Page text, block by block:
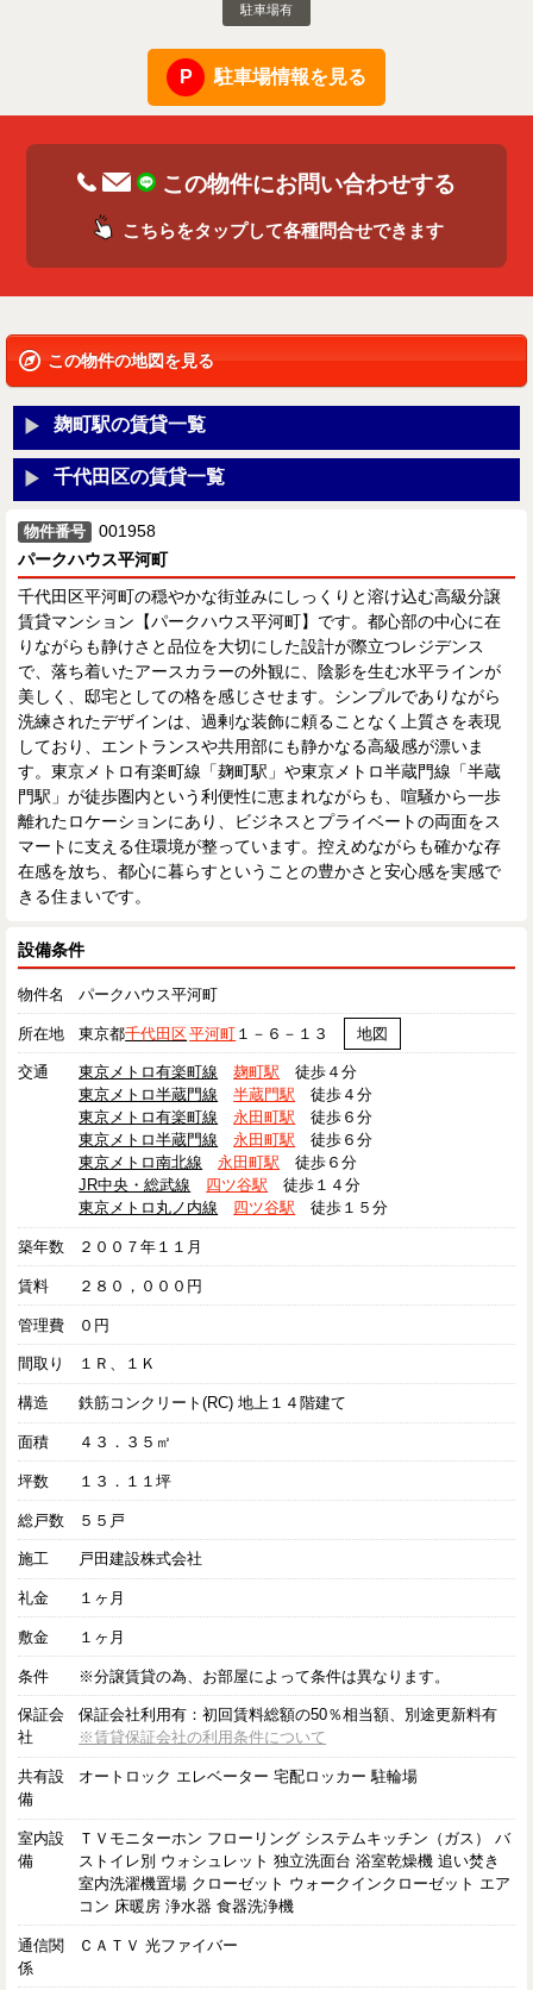
駐車場有
駐車場情報を見る
この物件にお問い合わせする
こちらをタップして各種問合せできます
この物件の地図を見る
麹町駅の賃貸一覧
千代田区の賃貸一覧
物件番号
001958
パークハウス平河町
千代田区平河町の穏やかな街並みにしっくりと溶け込む高級分譲
賃貸マンション【パークハウス平河町】です。都心部の中心に在
りながらも静けさと品位を大切にした設計が際立つレジデンス
で、落ち着いたアースカラーの外観に、陰影を生む水平ラインが
美しく、邸宅としての格を感じさせます。シンプルでありながら
洗練されたデザインは、過剰な装飾に頼ることなく上質さを表現
しており、エントランスや共用部にも静かなる高級感が漂いま
す。東京メトロ有楽町線「麹町駅」や東京メトロ半蔵門線「半蔵
門駅」が徒歩圏内という利便性に恵まれながらも、喧騒から一歩
離れたロケーションにあり、ビジネスとプライベートの両面をス
マートに支える住環境が整っています。控えめながらも確かな存
在感を放ち、都心に暮らすということの豊かさと安心感を実感で
きる住まいです。
設備条件
物件名 パークハウス平河町
所在地 東京都千代田区平河町 １－６－１３ 地図
交通 東京メトロ有楽町線 麹町駅 徒歩４分
東京メトロ半蔵門線
半蔵門駅 徒歩４分
東京メトロ有楽町線
永田町駅 徒歩６分
東京メトロ半蔵門線
永田町駅 徒歩６分
東京メトロ南北線
永田町駅 徒歩６分
JR中央・総武線
四ツ谷駅 徒歩１４分
東京メトロ丸ノ内線
四ツ谷駅 徒歩１５分
築年数 ２００７年１１月
賃料 ２８０，０００円
管理費 ０円
間取り １Ｒ、１Ｋ
構造 鉄筋コンクリート(RC) 地上１４階建て
面積 ４３．３５㎡
坪数 １３．１１坪
総戸数 ５５戸
施工 戸田建設株式会社
礼金 １ヶ月
敷金 １ヶ月
条件 ※分譲賃貸の為、お部屋によって条件は異なります。
保証会
社
保証会社利用有：初回賃料総額の50％相当額、別途更新料有
※賃貸保証会社の利用条件について
共有設
備
オートロック エレベーター 宅配ロッカー 駐輪場
室内設
備
ＴＶモニターホン フローリング システムキッチン（ガス） バ
ストイレ別 ウォシュレット 独立洗面台 浴室乾燥機 追い焚き
室内洗濯機置場 クローゼット ウォークインクローゼット エア
コン 床暖房 浄水器 食器洗浄機
通信関
係
ＣＡＴＶ 光ファイバー